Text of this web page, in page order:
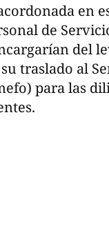
en
de
del
traslado al
para las